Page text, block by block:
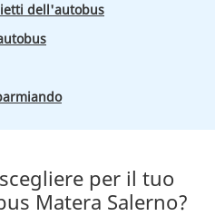
dell'autobus
per il tuo
Matera Salerno?